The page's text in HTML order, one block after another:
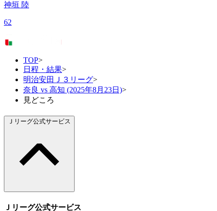
神垣 陸
62
TOP>
日程・結果>
明治安田Ｊ３リーグ>
奈良 vs 高知 (2025年8月23日)>
見どころ
Ｊリーグ公式サービス
Ｊリーグ公式サービス